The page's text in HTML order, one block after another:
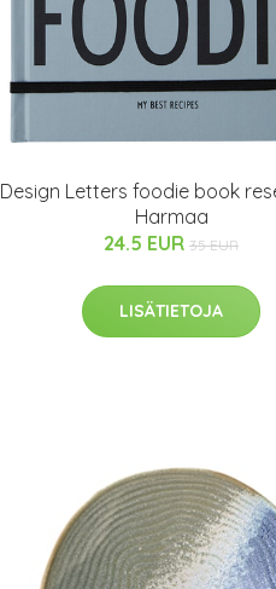
Design Letters foodie book
Harmaa
24.5 EUR 35 EUR
LISÄTIETOJA